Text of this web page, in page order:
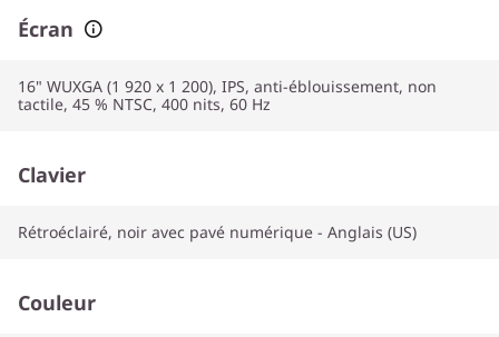
Écran
16" WUXGA (1 920 x 1 200), IPS, anti-éblouissement, non
tactile, 45 % NTSC, 400 nits, 60 Hz
Clavier
Rétroéclairé, noir avec pavé numérique - Anglais (US)
Couleur